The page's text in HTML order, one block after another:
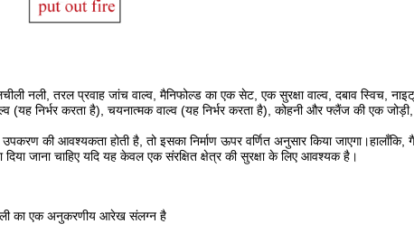
नली, तरल प्रवाह जांच वाल्व, मैनिफोल्ड का एक सेट, एक सुरक्षा वाल्व, दबाव स्विच,
(यह निर्भर करता है), चयनात्मक वाल्व (यह निर्भर करता है), कोहनी और फ्लैंज की एक
की आवश्यकता होती है, तो इसका निर्माण ऊपर वर्णित अनुसार किया जाएगा।हालाँकि,
जाना चाहिए यदि यह केवल एक संरक्षित क्षेत्र की सुरक्षा के लिए आवश्यक है।
का एक अनुकरणीय आरेख संलग्न है